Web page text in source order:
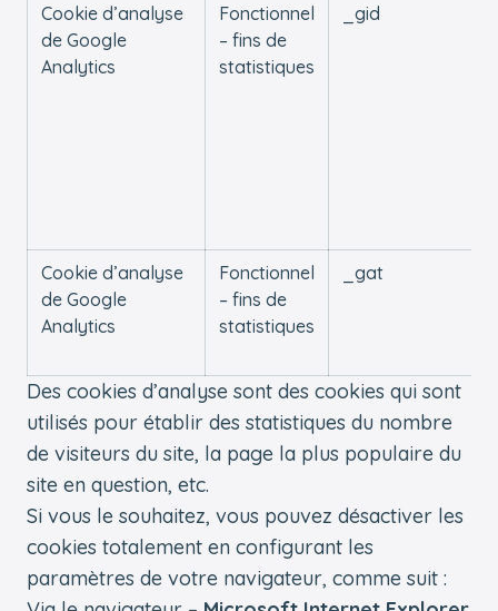
Cookie d’analyse
de Google
Analytics
Fonctionnel
– fins de
statistiques
_gid
Cookie d’analyse
de Google
Analytics
Fonctionnel
– fins de
statistiques
_gat
Des cookies d’analyse sont des cookies qui sont
utilisés pour établir des statistiques du nombre
de visiteurs du site, la page la plus populaire du
site en question, etc.
Si vous le souhaitez, vous pouvez désactiver les
cookies totalement en configurant les
paramètres de votre navigateur, comme suit :